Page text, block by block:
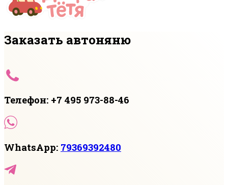
Заказать автоняню
Телефон: +7 495 973-88-46
WhatsApp: 79369392480